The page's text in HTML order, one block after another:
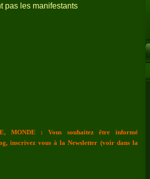
pas les manifestants
MONDE : Vous souhaitez être informé
inscrivez vous à la Newsletter (voir dans la